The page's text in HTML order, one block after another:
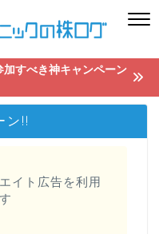
加すべき神キャンペーン
ン!!
イト広告を利用